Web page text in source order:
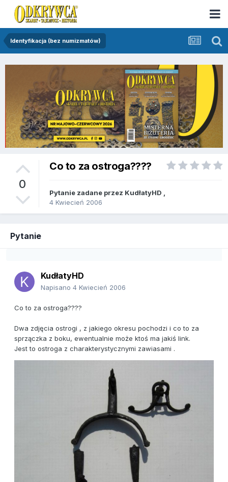
Identyfikacja (bez numizmatów)
0
Co to za ostroga????
Pytanie zadane przez KudłatyHD
4 Kwiecień 2006
Pytanie
KudłatyHD
Napisano 4 Kwiecień 2006
Co to za ostroga????
Dwa zdjęcia ostrogi , z jakiego okresu pochodzi i co to za
sprzączka z boku, ewentualnie może ktoś ma jakiś link.
Jest to ostroga z charakterystycznymi zawiasami .